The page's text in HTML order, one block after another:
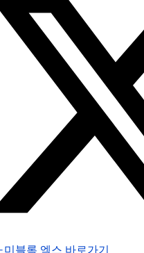
미블록 엑스 바로가기